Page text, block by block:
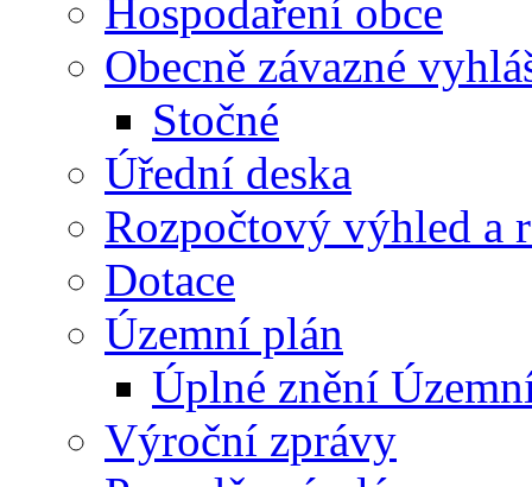
Hospodaření obce
Obecně závazné
Stočné
Úřední deska
Rozpočtový výhled a
Dotace
Územní plán
Úplné znění
Výroční zprávy